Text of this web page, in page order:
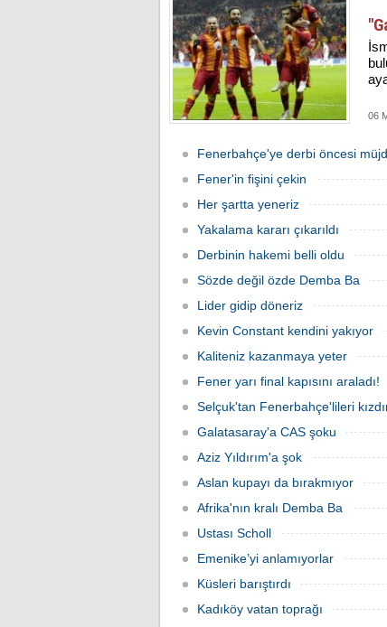
06
Fenerbahçe'ye derbi öncesi
Fener'in fişini çekin
Her şartta yeneriz
Yakalama kararı çıkarıldı
Derbinin hakemi belli oldu
Sözde değil özde Demba Ba
Lider gidip döneriz
Kevin Constant kendini yakıyor
Kaliteniz kazanmaya yeter
Fener yarı final kapısını araladı!
Selçuk'tan Fenerbahçe'lileri
Galatasaray'a CAS şoku
Aziz Yıldırım'a şok
Aslan kupayı da bırakmıyor
Afrika'nın kralı Demba Ba
Ustası Scholl
Emenike’yi anlamıyorlar
Küsleri barıştırdı
Kadıköy vatan toprağı